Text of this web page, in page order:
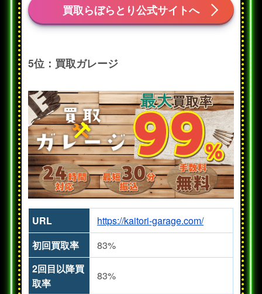
買取らぼらとり公式サイトへ
5位：買取ガレージ
URL
https://kaitori-garage.com/
初回買取率
83%
2回目以降買
取率
83%